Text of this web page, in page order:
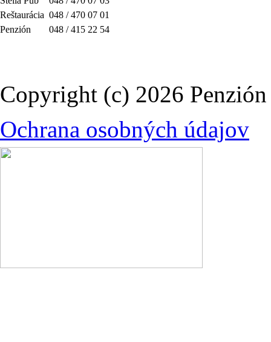
Reštaurácia 048 / 470 07 01
Penzión
048 / 415 22 54
Copyright (c) 2026
Ochrana osobných údajov